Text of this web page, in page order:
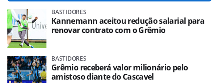
BASTIDORES
Kannemann aceitou redução salarial para
renovar contrato com o Grêmio
BASTIDORES
Grêmio receberá valor milionário pelo
amistoso diante do Cascavel